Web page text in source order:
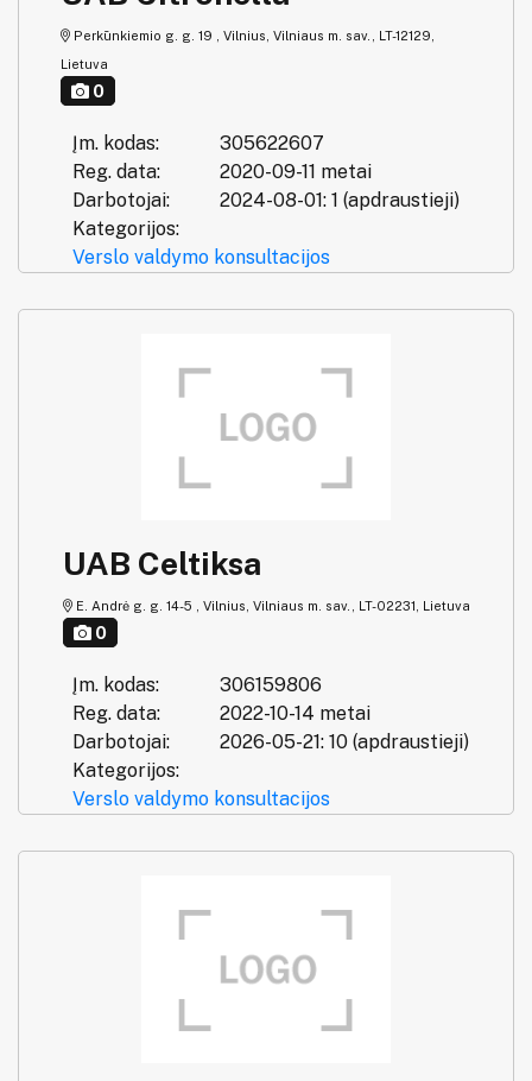
Perkūnkiemio g. g. 19 , Vilnius, Vilniaus m. sav., LT-12129,
Lietuva
0
Įm. kodas:
305622607
Reg. data:
2020-09-11 metai
Darbotojai:
2024-08-01: 1 (apdraustieji)
Kategorijos:
Verslo valdymo konsultacijos
UAB Celtiksa
E. Andrė g. g. 14-5 , Vilnius, Vilniaus m. sav., LT-02231, Lietuva
0
Įm. kodas:
306159806
Reg. data:
2022-10-14 metai
Darbotojai:
2026-05-21: 10 (apdraustieji)
Kategorijos:
Verslo valdymo konsultacijos